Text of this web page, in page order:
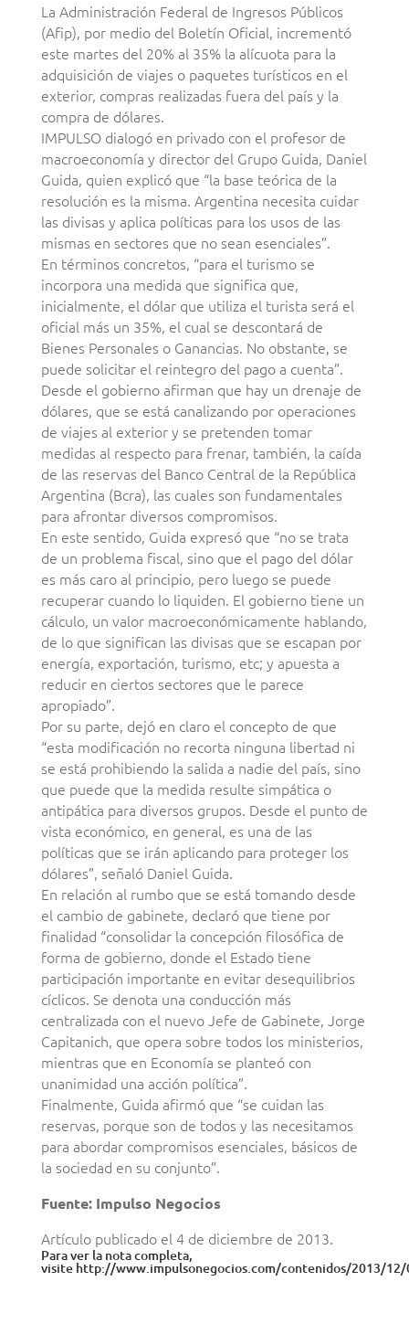
La Administración Federal de Ingresos Públicos
(Afip), por medio del Boletín Oficial, incrementó
este martes del 20% al 35% la alícuota para la
adquisición de viajes o paquetes turísticos en el
exterior, compras realizadas fuera del país y la
compra de dólares.
IMPULSO dialogó en privado con el profesor de
macroeconomía y director del Grupo Guida, Daniel
Guida, quien explicó que “la base teórica de la
resolución es la misma. Argentina necesita cuidar
las divisas y aplica políticas para los usos de las
mismas en sectores que no sean esenciales”.
En términos concretos, “para el turismo se
incorpora una medida que significa que,
inicialmente, el dólar que utiliza el turista será el
oficial más un 35%, el cual se descontará de
Bienes Personales o Ganancias. No obstante, se
puede solicitar el reintegro del pago a cuenta”.
Desde el gobierno afirman que hay un drenaje de
dólares, que se está canalizando por operaciones
de viajes al exterior y se pretenden tomar
medidas al respecto para frenar, también, la caída
de las reservas del Banco Central de la República
Argentina (Bcra), las cuales son fundamentales
para afrontar diversos compromisos.
En este sentido, Guida expresó que “no se trata
de un problema fiscal, sino que el pago del dólar
es más caro al principio, pero luego se puede
recuperar cuando lo liquiden. El gobierno tiene un
cálculo, un valor macroeconómicamente hablando,
de lo que significan las divisas que se escapan por
energía, exportación, turismo, etc; y apuesta a
reducir en ciertos sectores que le parece
apropiado”.
Por su parte, dejó en claro el concepto de que
“esta modificación no recorta ninguna libertad ni
se está prohibiendo la salida a nadie del país, sino
que puede que la medida resulte simpática o
antipática para diversos grupos. Desde el punto de
vista económico, en general, es una de las
políticas que se irán aplicando para proteger los
dólares”, señaló Daniel Guida.
En relación al rumbo que se está tomando desde
el cambio de gabinete, declaró que tiene por
finalidad “consolidar la concepción filosófica de
forma de gobierno, donde el Estado tiene
participación importante en evitar desequilibrios
cíclicos. Se denota una conducción más
centralizada con el nuevo Jefe de Gabinete, Jorge
Capitanich, que opera sobre todos los ministerios,
mientras que en Economía se planteó con
unanimidad una acción política”.
Finalmente, Guida afirmó que “se cuidan las
reservas, porque son de todos y las necesitamos
para abordar compromisos esenciales, básicos de
la sociedad en su conjunto”.
Fuente: Impulso Negocios
Artículo publicado el 4 de diciembre de 2013.
Para ver la nota completa,
visite http://www.impulsonegocios.com/contenidos/2013/